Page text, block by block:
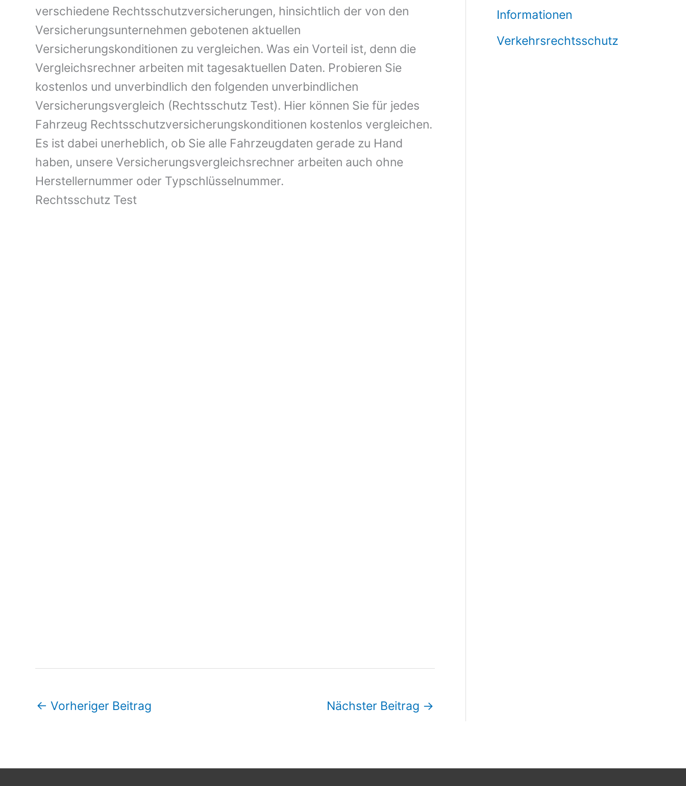
verschiedene Rechtsschutzversicherungen, hinsichtlich der von den
Versicherungsunternehmen gebotenen aktuellen
Versicherungskonditionen zu vergleichen. Was ein Vorteil ist, denn die
Vergleichsrechner arbeiten mit tagesaktuellen Daten. Probieren Sie
kostenlos und unverbindlich den folgenden unverbindlichen
Versicherungsvergleich (Rechtsschutz Test). Hier können Sie für jedes
Fahrzeug Rechtsschutzversicherungskonditionen kostenlos vergleichen.
Es ist dabei unerheblich, ob Sie alle Fahrzeugdaten gerade zu Hand
haben, unsere Versicherungsvergleichsrechner arbeiten auch ohne
Herstellernummer oder Typschlüsselnummer.
Rechtsschutz Test
← Vorheriger Beitrag Nächster Beitrag →
Informationen
Verkehrsrechtsschutz